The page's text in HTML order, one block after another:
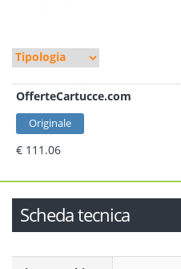
OfferteCartucce.com
Originale
€ 111.06
Scheda tecnica